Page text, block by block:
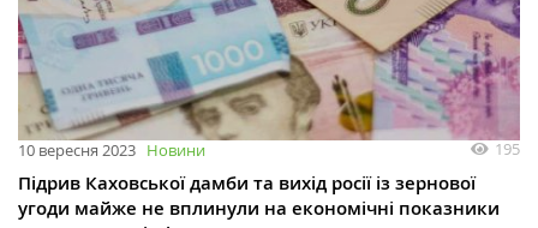
10 вересня 2023 Новини 195
Підрив Каховської дамби та вихід росії із зернової
угоди майже не вплинули на економічні показники